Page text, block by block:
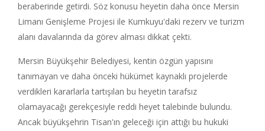
beraberinde getirdi. Söz konusu heyetin daha önce Mersin
Limanı Genişleme Projesi ile Kumkuyu'daki rezerv ve turizm
alanı davalarında da görev alması dikkat çekti.
Mersin Büyükşehir Belediyesi, kentin özgün yapısını
tanımayan ve daha önceki hükümet kaynaklı projelerde
verdikleri kararlarla tartışılan bu heyetin tarafsız
olamayacağı gerekçesiyle reddi heyet talebinde bulundu.
Ancak büyükşehrin Tisan'ın geleceği için attığı bu hukuki